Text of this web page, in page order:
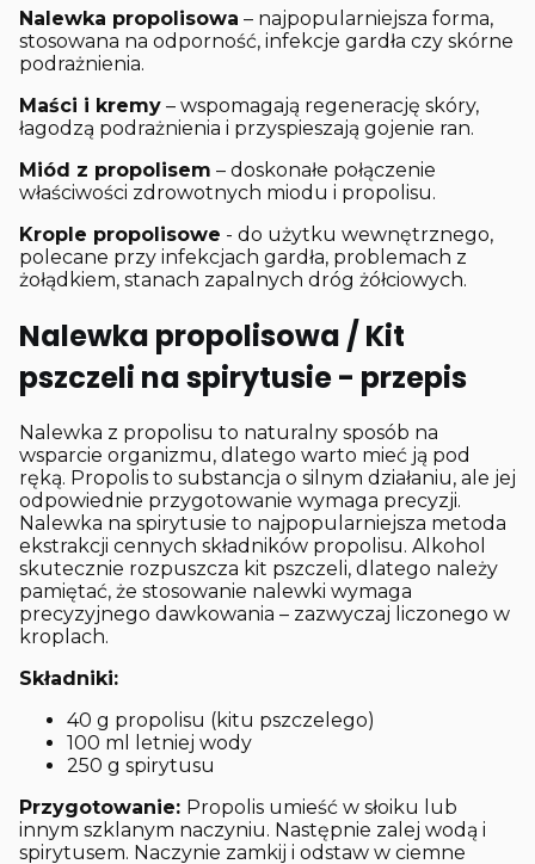
Nalewka propolisowa – najpopularniejsza forma,
stosowana na odporność, infekcje gardła czy skórne
podrażnienia.
Maści i kremy – wspomagają regenerację skóry,
łagodzą podrażnienia i przyspieszają gojenie ran.
Miód z propolisem – doskonałe połączenie
właściwości zdrowotnych miodu i propolisu.
Krople propolisowe - do użytku wewnętrznego,
polecane przy infekcjach gardła, problemach z
żołądkiem, stanach zapalnych dróg żółciowych.
Nalewka propolisowa / Kit
pszczeli na spirytusie - przepis
Nalewka z propolisu to naturalny sposób na
wsparcie organizmu, dlatego warto mieć ją pod
ręką. Propolis to substancja o silnym działaniu, ale jej
odpowiednie przygotowanie wymaga precyzji.
Nalewka na spirytusie to najpopularniejsza metoda
ekstrakcji cennych składników propolisu. Alkohol
skutecznie rozpuszcza kit pszczeli, dlatego należy
pamiętać, że stosowanie nalewki wymaga
precyzyjnego dawkowania – zazwyczaj liczonego w
kroplach.
Składniki:
40 g propolisu (kitu pszczelego)
100 ml letniej wody
250 g spirytusu
Przygotowanie: Propolis umieść w słoiku lub
innym szklanym naczyniu. Następnie zalej wodą i
spirytusem. Naczynie zamkij i odstaw w ciemne